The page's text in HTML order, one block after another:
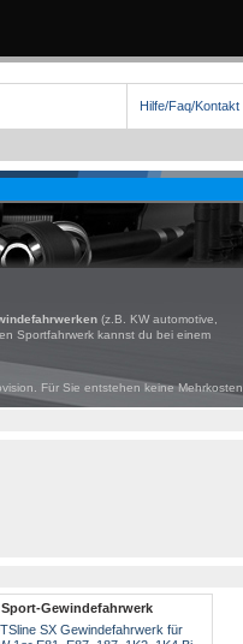
Hilfe/Faq/Kontakt
(z.B. KW automotive,
Sportfahrwerk kannst du bei einem
Für Sie entstehen keine Mehrkosten.
Sport-Gewindefahrwerk